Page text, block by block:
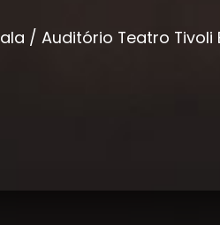
/ Auditório Teatro Tivoli